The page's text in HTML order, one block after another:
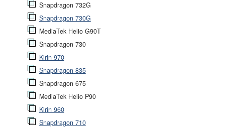
Snapdragon 732G
Snapdragon 730G
MediaTek Helio G90T
Snapdragon 730
Kirin 970
Snapdragon 835
Snapdragon 675
MediaTek Helio P90
Kirin 960
Snapdragon 710